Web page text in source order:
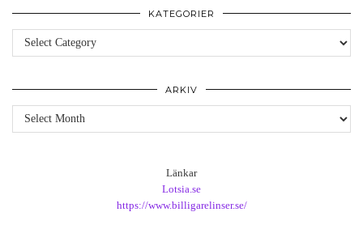
KATEGORIER
Kategorier
ARKIV
Arkiv
Länkar
Lotsia.se
https://www.billigarelinser.se/